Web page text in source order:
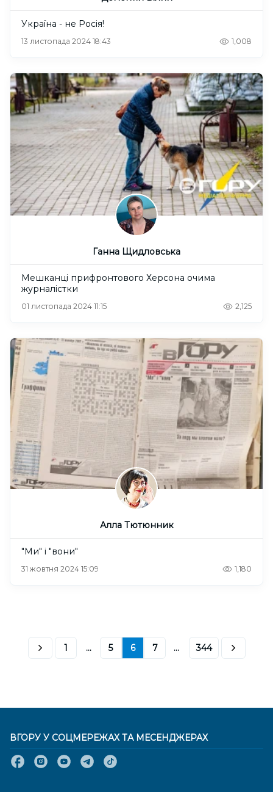
Україна - не Росія!
13 листопада 2024 18:43 1,008
Ганна Щидловська
Мешканці прифронтового Херсона очима
журналістки
01 листопада 2024 11:15 2,125
Алла Тютюнник
"Ми" і "вони"
31 жовтня 2024 15:09 1,180
1 ... 5 6 7 ... 344
ВГОРУ У СОЦМЕРЕЖАХ ТА МЕСЕНДЖЕРАХ